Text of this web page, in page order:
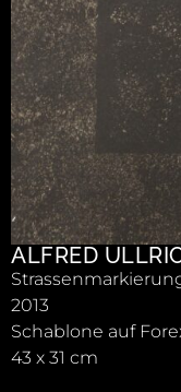
ALFRED
2013
Schablone auf
43 x 31 cm